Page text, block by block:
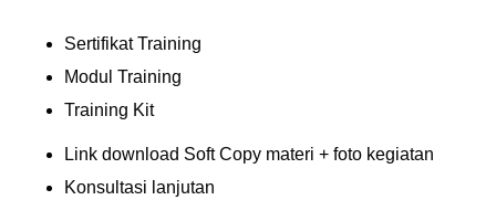
Sertifikat Training
Modul Training
Training Kit
Link download Soft Copy materi + foto kegiatan
Konsultasi lanjutan